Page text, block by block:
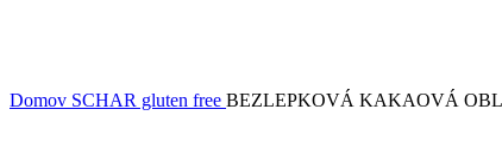
Domov SCHAR gluten free BEZLEPKOVÁ KAKAOVÁ